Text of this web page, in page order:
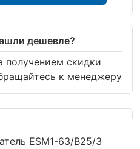
дешевле?
получением скидки
к менеджеру
ESM1-63/B25/3